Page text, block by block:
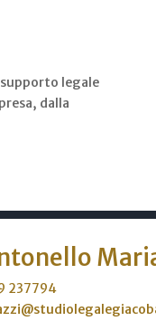
legale
dalla
237794